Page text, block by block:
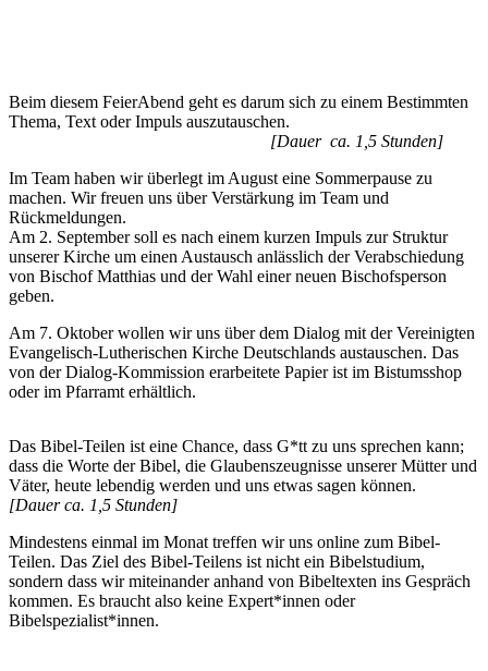
Beim diesem FeierAbend geht es darum sich zu einem Bestimmten
Thema, Text oder Impuls auszutauschen.
[Dauer ca. 1,5 Stunden]
Im Team haben wir überlegt im August eine Sommerpause zu
machen. Wir freuen uns über Verstärkung im Team und
Rückmeldungen.
Am 2. September soll es nach einem kurzen Impuls zur Struktur
unserer Kirche um einen Austausch anlässlich der Verabschiedung
von Bischof Matthias und der Wahl einer neuen Bischofsperson
geben.
Am 7. Oktober wollen wir uns über dem Dialog mit der Vereinigten
Evangelisch-Lutherischen Kirche Deutschlands austauschen. Das
von der Dialog-Kommission erarbeitete Papier ist im Bistumsshop
oder im Pfarramt erhältlich.
Das Bibel-Teilen ist eine Chance, dass G*tt zu uns sprechen kann;
dass die Worte der Bibel, die Glaubenszeugnisse unserer Mütter und
Väter, heute lebendig werden und uns etwas sagen können.
[Dauer ca. 1,5 Stunden]
Mindestens einmal im Monat treffen wir uns online zum Bibel-
Teilen. Das Ziel des Bibel-Teilens ist nicht ein Bibelstudium,
sondern dass wir miteinander anhand von Bibeltexten ins Gespräch
kommen. Es braucht also keine Expert*innen oder
Bibelspezialist*innen.